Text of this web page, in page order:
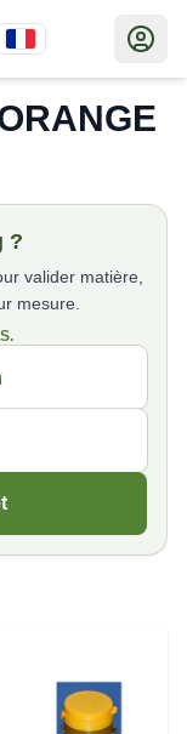
?
valider matière,
mesure.